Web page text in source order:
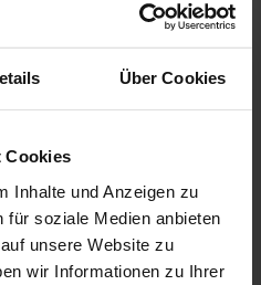
Über Cookies
Cookies
Inhalte und Anzeigen zu
für soziale Medien anbieten
unsere Website zu
wir Informationen zu Ihrer